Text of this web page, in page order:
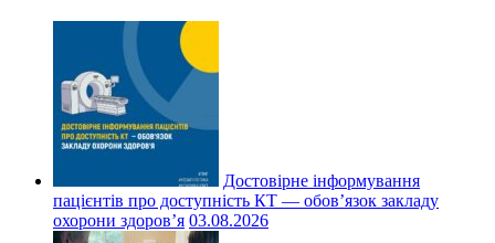
Достовірне інформування
пацієнтів про доступність КТ — обов’язок закладу
охорони здоров’я 03.08.2026